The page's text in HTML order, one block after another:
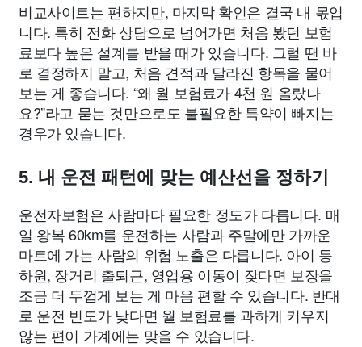
비교사이트는 편하지만, 마지막 확인은 결국 내 몫입
니다. 특히 전화 상담으로 넘어가면 처음 봤던 보험
료보다 높은 설계를 받을 때가 있습니다. 그럴 땐 바
로 결정하지 말고, 처음 견적과 달라진 항목을 물어
보는 게 좋습니다. “왜 월 보험료가 4천 원 올랐나
요?”라고 묻는 것만으로도 불필요한 특약이 빠지는
경우가 있습니다.
5. 내 운전 패턴에 맞는 예산선을 정하기
운전자보험은 사람마다 필요한 정도가 다릅니다. 매
일 왕복 60km를 운전하는 사람과 주말에만 가까운
마트에 가는 사람의 위험 노출은 다릅니다. 아이 등
하원, 장거리 출퇴근, 영업용 이동이 잦다면 보장을
조금 더 두껍게 보는 게 마음 편할 수 있습니다. 반대
로 운전 빈도가 낮다면 월 보험료를 과하게 키우지
않는 편이 가계에는 맞을 수 있습니다.